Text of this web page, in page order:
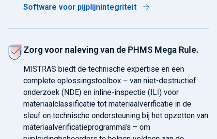
Software voor pijplijnintegriteit
Zorg voor naleving van de PHMS Mega Rule.
MISTRAS biedt de technische expertise en een
complete oplossingstoolbox – van niet-destructief
onderzoek (NDE) en inline-inspectie (ILI) voor
materiaalclassificatie tot materiaalverificatie in de
sleuf en technische ondersteuning bij het opzetten van
materiaalverificatieprogramma's – om